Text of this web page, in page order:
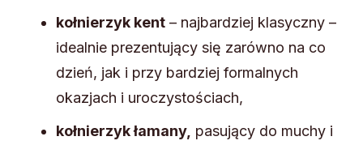
kołnierzyk kent – najbardziej klasyczny –
idealnie prezentujący się zarówno na co
dzień, jak i przy bardziej formalnych
okazjach i uroczystościach,
kołnierzyk łamany, pasujący do muchy i